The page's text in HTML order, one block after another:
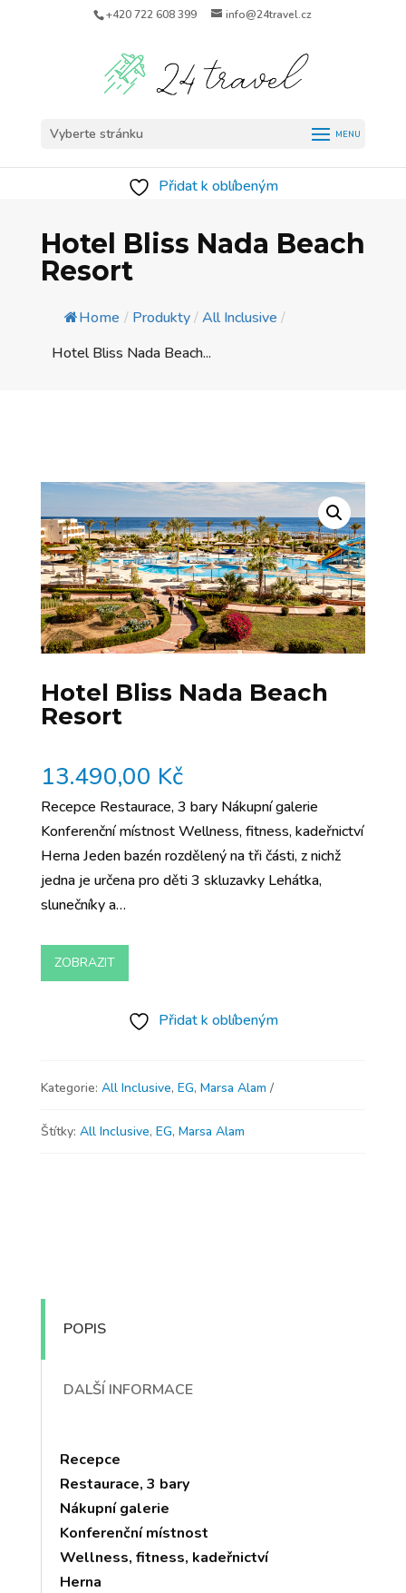
+420 722 608 399 info@24travel.cz
Vyberte stránku
Přidat k oblíbeným
Hotel Bliss Nada Beach
Resort
Home / Produkty/All Inclusive /
Hotel Bliss Nada Beach...
Hotel Bliss Nada Beach
Resort
13.490,00 Kč
Recepce Restaurace, 3 bary Nákupní galerie
Konferenční místnost Wellness, fitness, kadeřnictví
Herna Jeden bazén rozdělený na tři části, z nichž
jedna je určena pro děti 3 skluzavky Lehátka,
slunečníky a…
ZOBRAZIT
Přidat k oblíbeným
Kategorie: All Inclusive, EG, Marsa Alam
Štítky: All Inclusive, EG, Marsa Alam
POPIS
DALŠÍ INFORMACE
Recepce
Restaurace, 3 bary
Nákupní galerie
Konferenční místnost
Wellness, fitness, kadeřnictví
Herna